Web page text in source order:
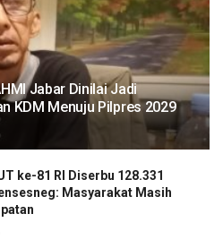
Jabar Dinilai Jadi
KDM Menuju Pilpres 2029
ke-81 RI Diserbu 128.331
Masyarakat Masih